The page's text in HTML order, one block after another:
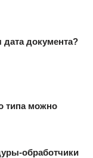
дата документа?
типа можно
обработчики